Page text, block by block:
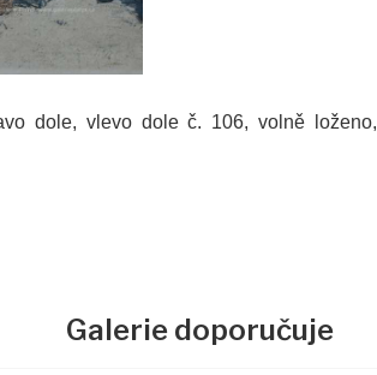
dole, vlevo dole č. 106, volně loženo,
Galerie doporučuje